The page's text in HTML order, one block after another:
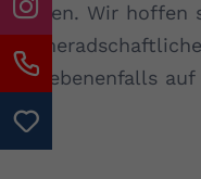
haben. Wir hoffen
gegebenenfalls